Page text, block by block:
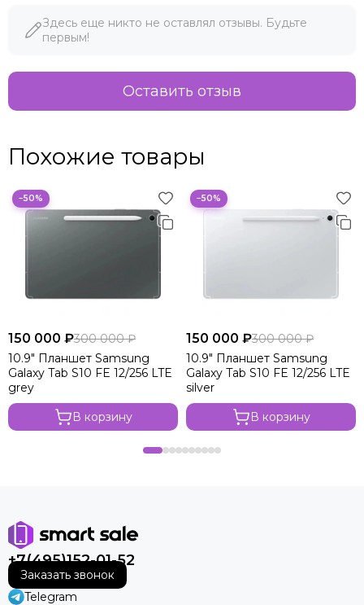
Здесь еще никто не оставлял отзывы. Будьте
первым!
Оставить отзыв
Похожие товары
−50%
150 000 ₽300 000 ₽
10.9" Планшет Samsung
Galaxy Tab S10 FE 12/256 LTE
grey
В корзину
−50%
150 000 ₽300 000 ₽
10.9" Планшет Samsung
Galaxy Tab S10 FE 12/256 LTE
silver
В корзину
+7(495)152-01-52
Заказать звонок
Telegram